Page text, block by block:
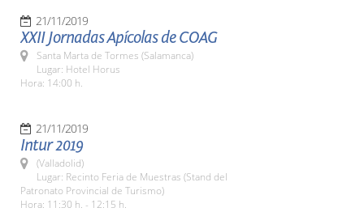
21/11/2019
XXII Jornadas Apícolas de COAG
Santa Marta de Tormes (Salamanca)
Lugar: Hotel Horus
Hora: 14:00 h.
21/11/2019
Intur 2019
(Valladolid)
Lugar: Recinto Feria de Muestras (Stand del
Patronato Provincial de Turismo)
Hora: 11:30 h. - 12:15 h.